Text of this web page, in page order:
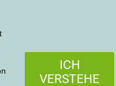
ICH
VERSTEHE